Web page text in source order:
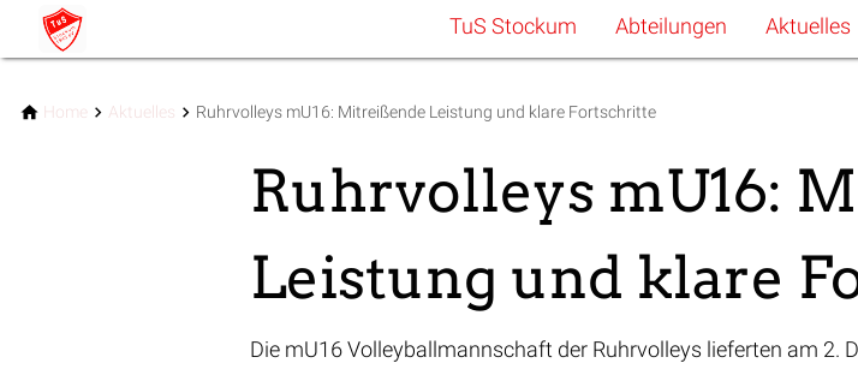
TuS Stockum Abteilungen Aktuelles
Home Aktuelles Ruhrvolleys mU16: Mitreißende Leistung und klare Fortschritte
Ruhrvolleys mU16:
Leistung und klare
Die mU16 Volleyballmannschaft der Ruhrvolleys lieferten am 2.